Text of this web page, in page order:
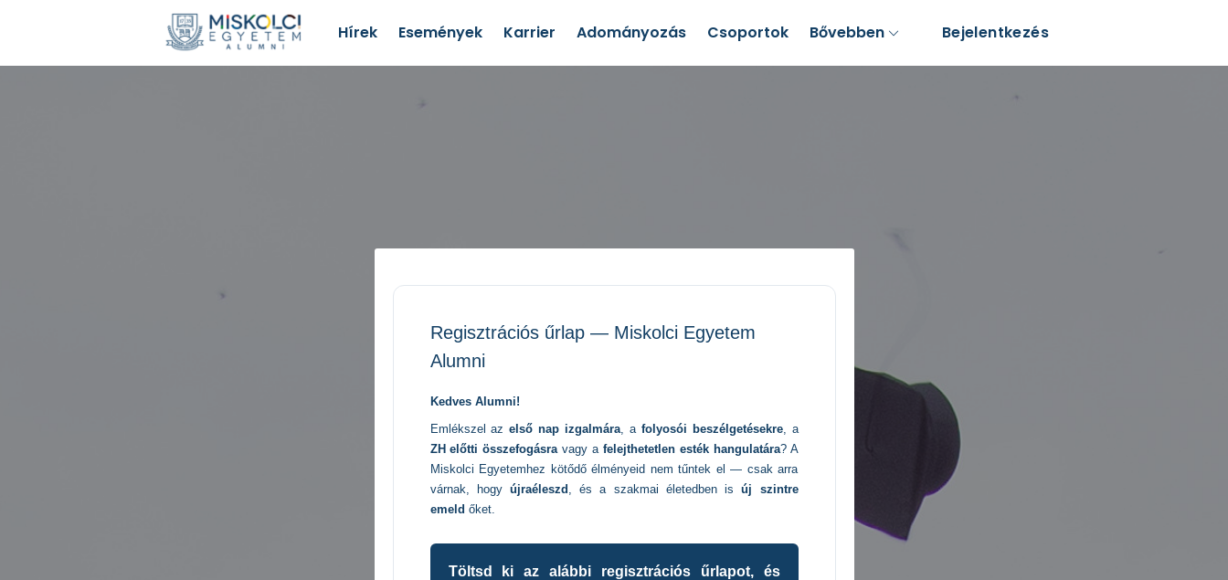
Hírek Események Karrier Adományozás Csoportok Bővebben Bejelentkezés
Regisztrációs űrlap — Miskolci Egyetem
Alumni
Kedves Alumni!
Emlékszel azelső nap izgalmára, a folyosói beszélgetésekre, a
ZH előtti összefogásravagy a felejthetetlen esték hangulatára? A
Miskolci Egyetemhez kötődő élményeid nem tűntek el — csak arra
várnak, hogy újraéleszd , és a szakmai életedben isúj szintre
emeld őket.
Töltsd ki az alábbi regisztrációs űrlapot, és